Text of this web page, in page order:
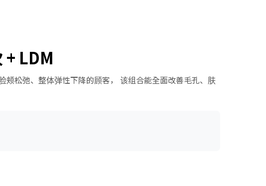
LDM
松弛、整体弹性下降的顾客， 该组合能全面改善毛孔、肤